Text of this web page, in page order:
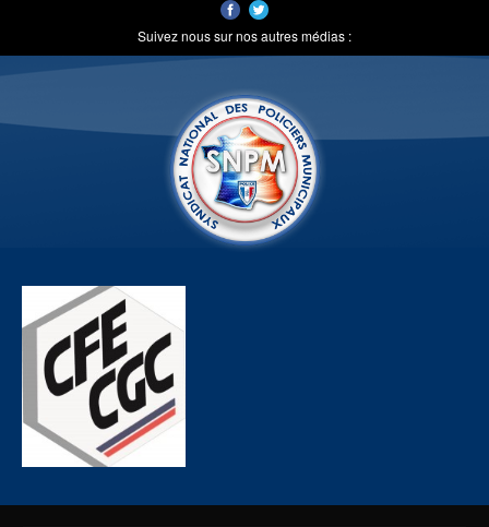
Suivez nous sur nos autres médias :